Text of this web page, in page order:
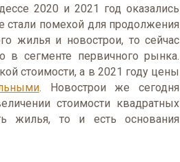
2020 и 2021 год оказались
стали помехой для продолжения
жилья и новострои, то сейчас
в сегменте первичного рынка.
стоимости, а в 2021 году цены
. Новострои же сегодня
стоимости квадратных
жилья, то и есть основания